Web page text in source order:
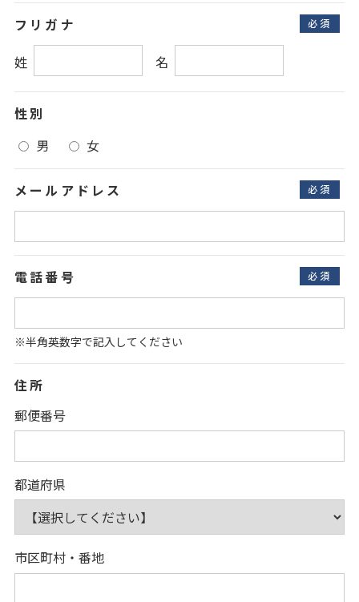
フリガナ 必須
性別
男
女
メールアドレス 必須
電話番号 必須
※半角英数字で記入してください
住所
郵便番号
都道府県
市区町村・番地